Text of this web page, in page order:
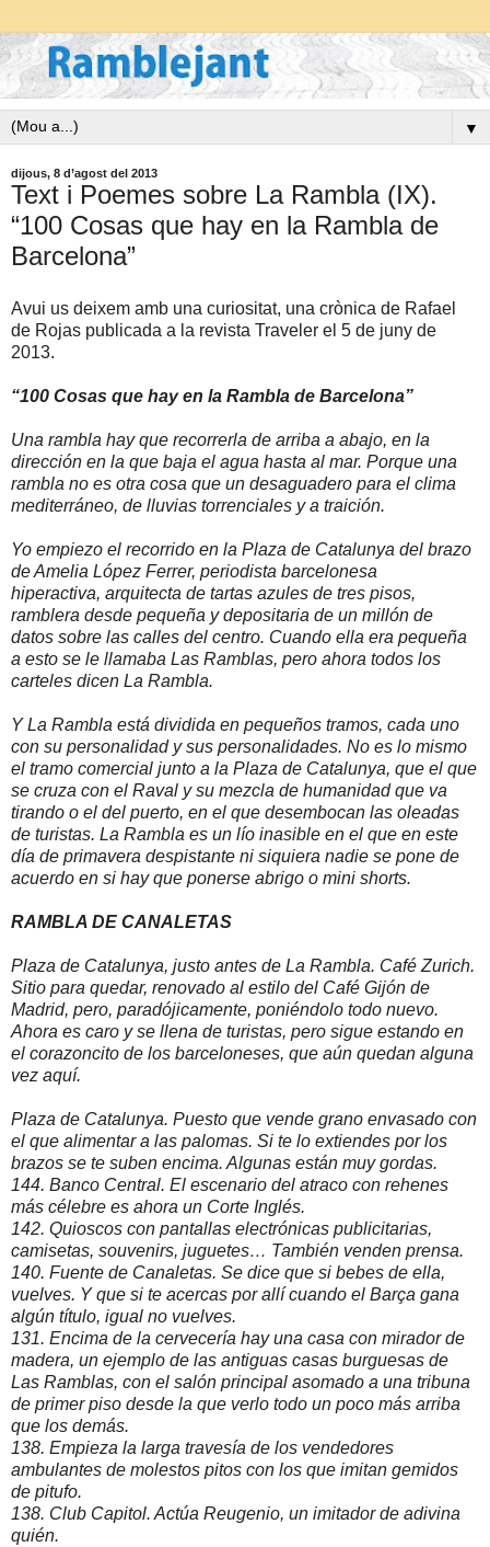
▼
dijous, 8 d’agost del 2013
Text i Poemes sobre La Rambla (IX).
“100 Cosas que hay en la Rambla de
Barcelona”
Avui us deixem amb una curiositat, una crònica de Rafael
de Rojas publicada a la revista Traveler el 5 de juny de
2013.
“100 Cosas que hay en la Rambla de Barcelona”
Una rambla hay que recorrerla de arriba a abajo, en la
dirección en la que baja el agua hasta al mar. Porque una
rambla no es otra cosa que un desaguadero para el clima
mediterráneo, de lluvias torrenciales y a traición.
Yo empiezo el recorrido en la Plaza de Catalunya del brazo
de Amelia López Ferrer, periodista barcelonesa
hiperactiva, arquitecta de tartas azules de tres pisos,
ramblera desde pequeña y depositaria de un millón de
datos sobre las calles del centro. Cuando ella era pequeña
a esto se le llamaba Las Ramblas, pero ahora todos los
carteles dicen La Rambla.
Y La Rambla está dividida en pequeños tramos, cada uno
con su personalidad y sus personalidades. No es lo mismo
el tramo comercial junto a la Plaza de Catalunya, que el que
se cruza con el Raval y su mezcla de humanidad que va
tirando o el del puerto, en el que desembocan las oleadas
de turistas. La Rambla es un lío inasible en el que en este
día de primavera despistante ni siquiera nadie se pone de
acuerdo en si hay que ponerse abrigo o mini shorts.
RAMBLA DE CANALETAS
Plaza de Catalunya, justo antes de La Rambla. Café Zurich.
Sitio para quedar, renovado al estilo del Café Gijón de
Madrid, pero, paradójicamente, poniéndolo todo nuevo.
Ahora es caro y se llena de turistas, pero sigue estando en
el corazoncito de los barceloneses, que aún quedan alguna
vez aquí.
Plaza de Catalunya. Puesto que vende grano envasado con
el que alimentar a las palomas. Si te lo extiendes por los
brazos se te suben encima. Algunas están muy gordas.
144. Banco Central. El escenario del atraco con rehenes
más célebre es ahora un Corte Inglés.
142. Quioscos con pantallas electrónicas publicitarias,
camisetas, souvenirs, juguetes… También venden prensa.
140. Fuente de Canaletas. Se dice que si bebes de ella,
vuelves. Y que si te acercas por allí cuando el Barça gana
algún título, igual no vuelves.
131. Encima de la cervecería hay una casa con mirador de
madera, un ejemplo de las antiguas casas burguesas de
Las Ramblas, con el salón principal asomado a una tribuna
de primer piso desde la que verlo todo un poco más arriba
que los demás.
138. Empieza la larga travesía de los vendedores
ambulantes de molestos pitos con los que imitan gemidos
de pitufo.
138. Club Capitol. Actúa Reugenio, un imitador de adivina
quién.